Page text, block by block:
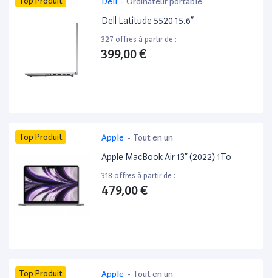
Dell Latitude 5520 15.6”
327 offres à partir de :
399,00 €
Top Produit Apple - Tout en un
Apple MacBook Air 13” (2022) 1To
318 offres à partir de :
479,00 €
Top Produit Apple - Tout en un